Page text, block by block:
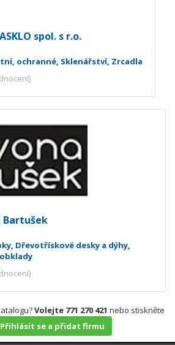
spol. s r.o.
ochranné Sklenářství, Zrcadla
Bartušek
, Dřevotřískové desky a dýhy,
Volejte 771 270 421 nebo stiskněte
Přihlásit se a přidat firmu